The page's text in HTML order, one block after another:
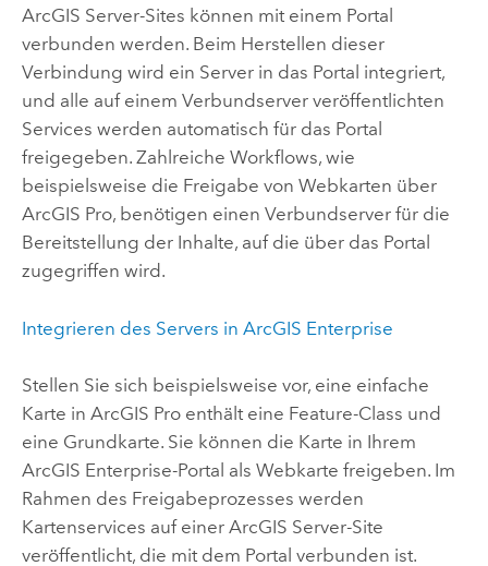
ArcGIS Server-Sites können mit einem Portal
verbunden werden. Beim Herstellen dieser
Verbindung wird ein Server in das Portal integriert,
und alle auf einem Verbundserver veröffentlichten
Services werden automatisch für das Portal
freigegeben. Zahlreiche Workflows, wie
beispielsweise die Freigabe von Webkarten über
ArcGIS Pro, benötigen einen Verbundserver für die
Bereitstellung der Inhalte, auf die über das Portal
zugegriffen wird.
Integrieren des Servers in ArcGIS Enterprise
Stellen Sie sich beispielsweise vor, eine einfache
Karte in ArcGIS Proenthält eine Feature-Class und
eine Grundkarte. Sie können die Karte in Ihrem
ArcGIS Enterprise-Portal als Webkarte freigeben. Im
Rahmen des Freigabeprozesses werden
Kartenservices auf einer ArcGIS Server-Site
veröffentlicht, die mit dem Portal verbunden ist.